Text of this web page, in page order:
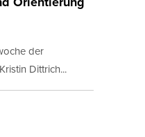
der
Dittrich...